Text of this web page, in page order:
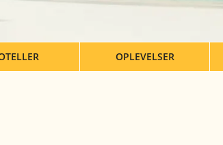
OPLEVELSER